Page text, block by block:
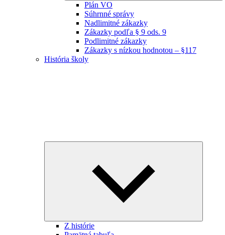
Plán VO
Súhrnné správy
Nadlimitné zákazky
Zákazky podľa § 9 ods. 9
Podlimitné zákazky
Zákazky s nízkou hodnotou – §117
História školy
Z histórie